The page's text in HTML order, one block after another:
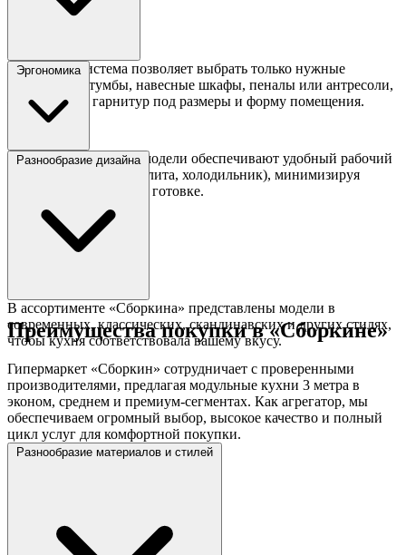
Модульная система позволяет выбрать только нужные
элементы — тумбы, навесные шкафы, пеналы или антресоли,
— адаптируя гарнитур под размеры и форму помещения.
Эргономика
Прямые или угловые модели обеспечивают удобный рабочий
треугольник (мойка, плита, холодильник), минимизируя
лишние движения при готовке.
Разнообразие дизайна
В ассортименте «Сборкина» представлены модели в
современных, классических, скандинавских и других стилях,
чтобы кухня соответствовала вашему вкусу.
Преимущества покупки в «Сборкине»
Гипермаркет «Сборкин» сотрудничает с проверенными
производителями, предлагая модульные кухни 3 метра в
эконом, среднем и премиум-сегментах. Как агрегатор, мы
обеспечиваем огромный выбор, высокое качество и полный
цикл услуг для комфортной покупки.
Разнообразие материалов и стилей